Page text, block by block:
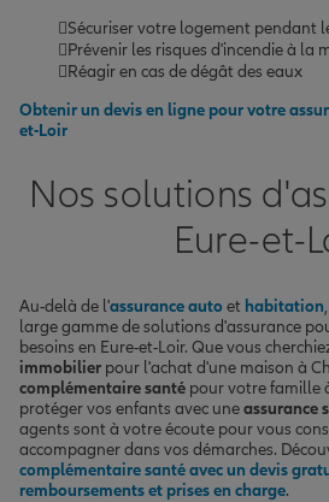
Sécuriser votre logement pendant
Prévenir les risques d'incendie à la
Réagir en cas de dégât des eaux
Obtenir un devis en ligne pour votre
et-Loir
Nos solutions
Eure-et-
Au-delà de l'assurance autoet habitation
large gamme de solutions d'assurance
besoins en Eure-et-Loir. Que vous
immobilier pour l'achat d'une maison à
complémentaire santé pour votre famille
protéger vos enfants avec uneassurance
agents sont à votre écoute pour vous
accompagner dans vos démarches.
complémentaire santé avec un devis
remboursements et prises en charge.